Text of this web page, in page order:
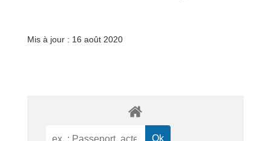
Mis à jour : 16 août 2020